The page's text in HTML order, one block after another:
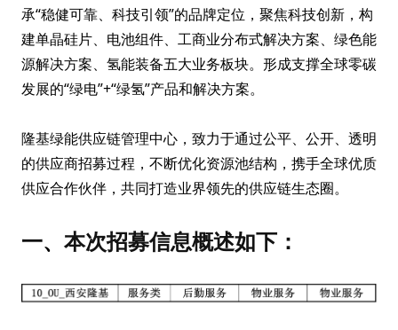
承“稳健可靠、科技引领”的品牌定位，聚焦科技创新，构
建单晶硅片、电池组件、工商业分布式解决方案、绿色能
源解决方案、氢能装备五大业务板块。形成支撑全球零碳
发展的“绿电”+“绿氢”产品和解决方案。
隆基绿能供应链管理中心，致力于通过公平、公开、透明
的供应商招募过程，不断优化资源池结构，携手全球优质
供应合作伙伴，共同打造业界领先的供应链生态圈。
一、 本次招募信息概述如下：